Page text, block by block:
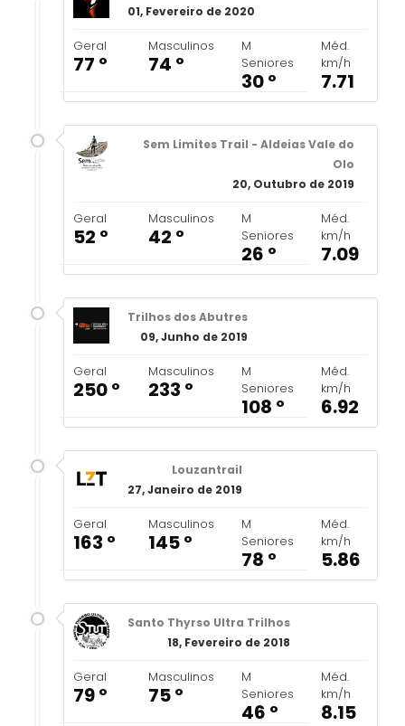
01, Fevereiro de 2020
Geral
77 º
Masculinos
74 º
M
Seniores
30 º
Méd.
km/h
7.71
Sem Limites Trail - Aldeias Vale do
Olo
20, Outubro de 2019
Geral
52 º
Masculinos
42 º
M
Seniores
26 º
Méd.
km/h
7.09
Trilhos dos Abutres
09, Junho de 2019
Geral
250 º
Masculinos
233 º
M
Seniores
108 º
Méd.
km/h
6.92
Louzantrail
27, Janeiro de 2019
Geral
163 º
Masculinos
145 º
M
Seniores
78 º
Méd.
km/h
5.86
Santo Thyrso Ultra Trilhos
18, Fevereiro de 2018
Geral
79 º
Masculinos
75 º
M
Seniores
46 º
Méd.
km/h
8.15